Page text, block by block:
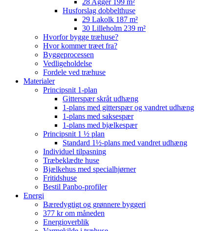
28 Agger 199 m²
Husforslag dobbelthuse
29 Lakolk 187 m²
30 Lilleholm 239 m²
Hvorfor bygge træhuse?
Hvor kommer træet fra?
Byggeprocessen
Vedligeholdelse
Fordele ved træhuse
Materialer
Principsnit 1-plan
Gitterspær skråt udhæng
1-plans med gitterspær og vandret udhæng
1-plans med saksespær
1-plans med bjælkespær
Principsnit 1 ½ plan
Standard 1½-plans med vandret udhæng
Individuel tilpasning
Træbeklædte huse
Bjælkehus med specialhjørner
Fritidshuse
Bestil Panbo-profiler
Energi
Bæredygtigt og grønnere byggeri
377 kr om måneden
Energioverblik